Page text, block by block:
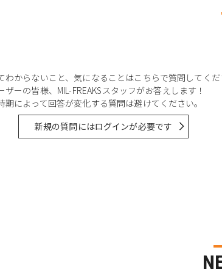
わからないこと、気になることはこちらで質問してくだ
ザーの皆様、MIL-FREAKSスタッフがお答えします！
によって回答が変化する質問は避けてください。
新規の質問にはログインが必要です